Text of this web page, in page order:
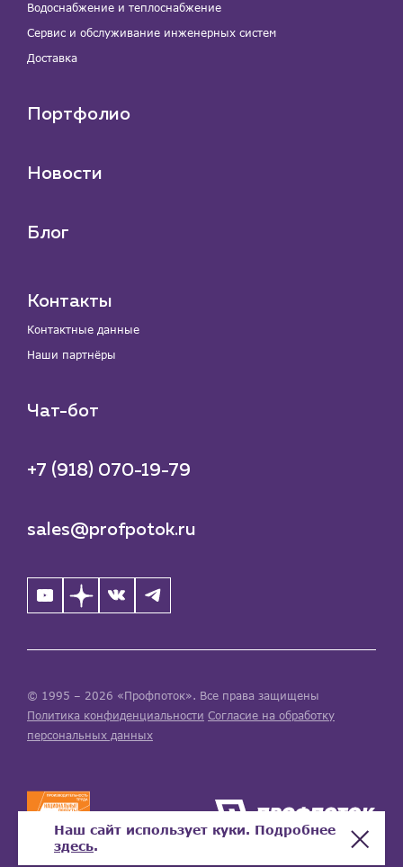
Водоснабжение и теплоснабжение
Сервис и обслуживание инженерных систем
Доставка
Портфолио
Новости
Блог
Контакты
Контактные данные
Наши партнёры
Чат-бот
+7 (918) 070-19-79
sales@profpotok.ru
© 1995 – 2026 «Профпоток». Все права защищены
Политика конфиденциальности Согласие на обработку
персональных данных
Наш сайт использует куки. Подробнее
здесь.